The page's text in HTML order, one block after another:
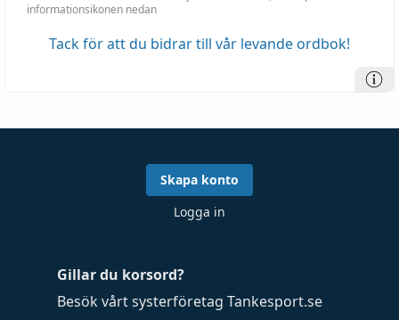
informationsikonen nedan
Tack för att du bidrar till vår levande ordbok!
Gillar du korsord?
Besök vårt systerföretag Tankesport.se
Skapa konto
Logga in